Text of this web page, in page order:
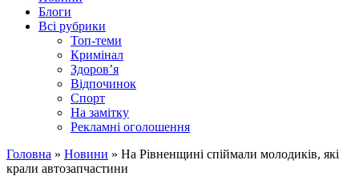
Блоги
Всі рубрики
Топ-теми
Кримінал
Здоров’я
Відпочинок
Спорт
На замітку
Рекламні оголошення
Головна » Новини » На Рівненщині спіймали молодиків, які
крали автозапчастини